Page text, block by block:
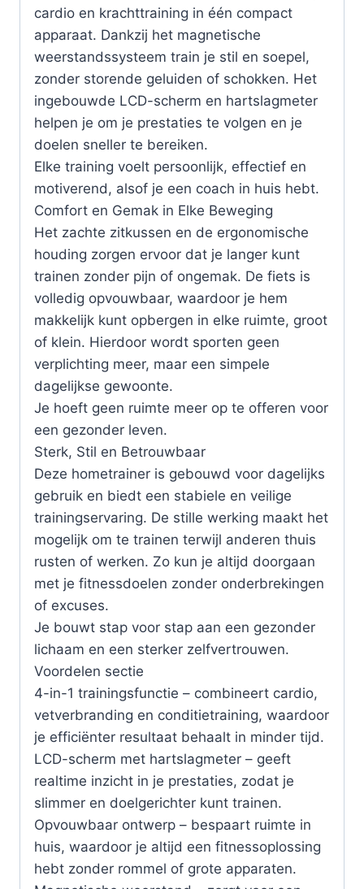
cardio en krachttraining in één compact
apparaat. Dankzij het magnetische
weerstandssysteem train je stil en soepel,
zonder storende geluiden of schokken. Het
ingebouwde LCD-scherm en hartslagmeter
helpen je om je prestaties te volgen en je
doelen sneller te bereiken.
Elke training voelt persoonlijk, effectief en
motiverend, alsof je een coach in huis hebt.
Comfort en Gemak in Elke Beweging
Het zachte zitkussen en de ergonomische
houding zorgen ervoor dat je langer kunt
trainen zonder pijn of ongemak. De fiets is
volledig opvouwbaar, waardoor je hem
makkelijk kunt opbergen in elke ruimte, groot
of klein. Hierdoor wordt sporten geen
verplichting meer, maar een simpele
dagelijkse gewoonte.
Je hoeft geen ruimte meer op te offeren voor
een gezonder leven.
Sterk, Stil en Betrouwbaar
Deze hometrainer is gebouwd voor dagelijks
gebruik en biedt een stabiele en veilige
trainingservaring. De stille werking maakt het
mogelijk om te trainen terwijl anderen thuis
rusten of werken. Zo kun je altijd doorgaan
met je fitnessdoelen zonder onderbrekingen
of excuses.
Je bouwt stap voor stap aan een gezonder
lichaam en een sterker zelfvertrouwen.
Voordelen sectie
4-in-1 trainingsfunctie – combineert cardio,
vetverbranding en conditietraining, waardoor
je efficiënter resultaat behaalt in minder tijd.
LCD-scherm met hartslagmeter – geeft
realtime inzicht in je prestaties, zodat je
slimmer en doelgerichter kunt trainen.
Opvouwbaar ontwerp – bespaart ruimte in
huis, waardoor je altijd een fitnessoplossing
hebt zonder rommel of grote apparaten.